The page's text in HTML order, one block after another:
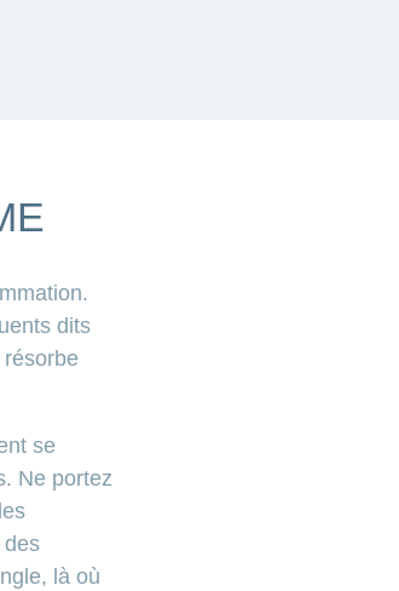
dits
résorbe
se
Ne portez
des
là où